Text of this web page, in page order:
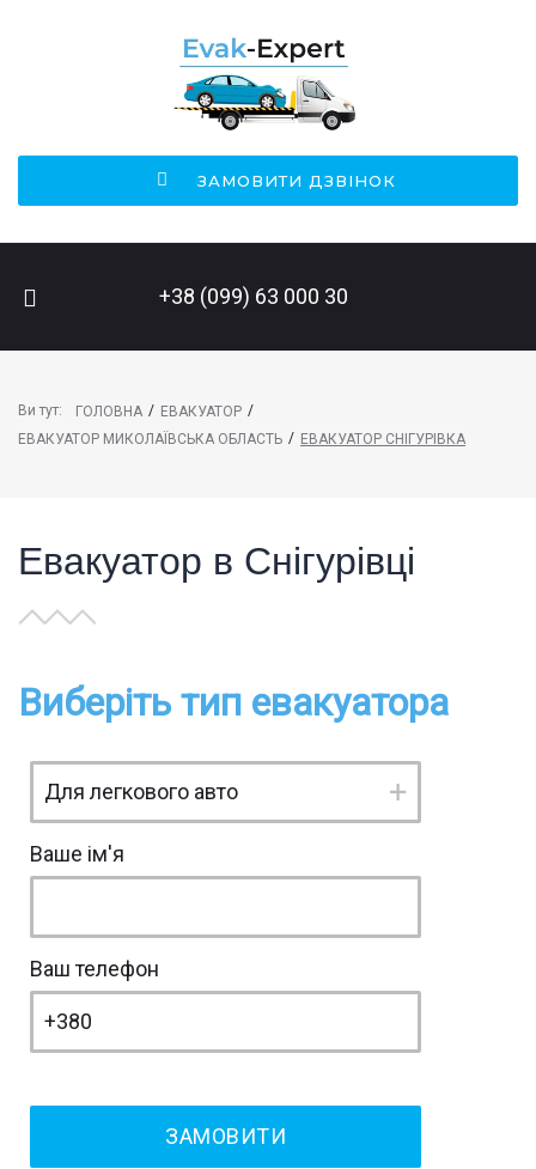
ЗАМОВИТИ ДЗВІНОК
+38 (099) 63 000 30
Ви тут: ГОЛОВНА / ЕВАКУАТОР /
ЕВАКУАТОР МИКОЛАЇВСЬКА ОБЛАСТЬ / ЕВАКУАТОР СНІГУРІВКА
Евакуатор в Снігурівці
Виберіть тип евакуатора
Ваше ім'я
Ваш телефон
ПОШУК НА САЙТІ